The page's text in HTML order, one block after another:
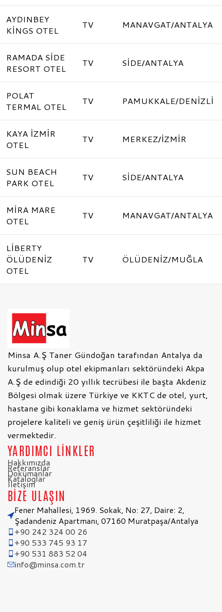
AYDINBEY
KİNGS OTEL
TV MANAVGAT/ANTALYA
RAMADA SİDE
RESORT OTEL
TV SİDE/ANTALYA
POLAT
TERMAL OTEL
TV PAMUKKALE/DENİZLİ
KAYA İZMİR
OTEL
TV MERKEZ/İZMİR
SUN BEACH
PARK OTEL
TV SİDE/ANTALYA
MİRA MARE
OTEL
TV MANAVGAT/ANTALYA
LİBERTY
ÖLÜDENİZ
OTEL
TV ÖLÜDENİZ/MUĞLA
Minsa A.Ş Taner Gündoğan tarafından Antalya da
kurulmuş olup otel ekipmanları sektöründeki Akpa
A.Ş de edindiği 20 yıllık tecrübesi ile başta Akdeniz
Bölgesi olmak üzere Türkiye ve KKTC de otel, yurt,
hastane gibi konaklama ve hizmet sektöründeki
projelere kaliteli ve geniş ürün çeşitliliği ile hizmet
vermektedir.
YARDIMCI LİNKLER
Hakkımızda
Referanslar
Dokümanlar
Kataloglar
İletişim
BİZE ULAŞIN
Fener Mahallesi, 1969. Sokak, No: 27, Daire: 2,
Şadandeniz Apartmanı, 07160 Muratpaşa/Antalya
+90 242 324 00 26
+90 533 745 93 17
+90 531 883 52 04
info@minsa.com.tr